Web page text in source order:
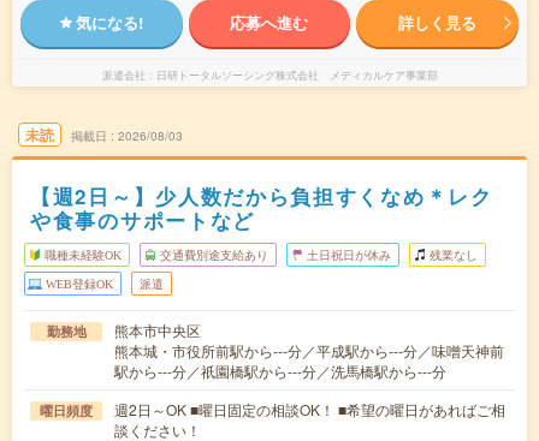
気になる! 応募へ進む 詳しく見る
派遣会社 日研トータルソーシング株式会社 メディカルケア事業部
未読 掲載日 2026/08/03
【週2日～】少人数だから負担すくなめ＊レク
や食事のサポートなど
職種未経験OK 交通費別途支給あり 土日祝日が休み 残業なし
WEB登録OK 派遣
勤務地
熊本市中央区
熊本城・市役所前駅から---分／平成駅から---分／味噌天神前
駅から---分／祇園橋駅から---分／洗馬橋駅から---分
曜日頻度
週2日～OK ■曜日固定の相談OK！ ■希望の曜日があればご相
談ください！